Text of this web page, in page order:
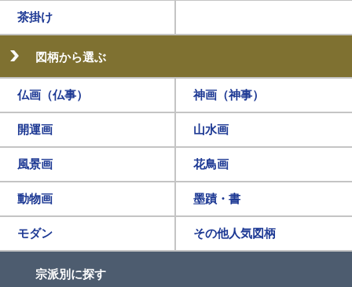
茶掛け
図柄から選ぶ
仏画（仏事） 神画（神事）
開運画 山水画
風景画 花鳥画
動物画 墨蹟・書
モダン その他人気図柄
宗派別に探す